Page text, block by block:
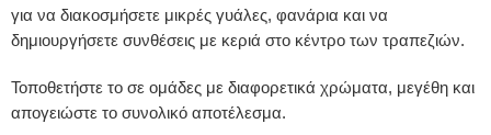
για να διακοσμήσετε μικρές γυάλες, φανάρια και να
δημιουργήσετε συνθέσεις με κεριά στο κέντρο των τραπεζιών.
Τοποθετήστε το σε ομάδες με διαφορετικά χρώματα, μεγέθη και
απογειώστε το συνολικό αποτέλεσμα.